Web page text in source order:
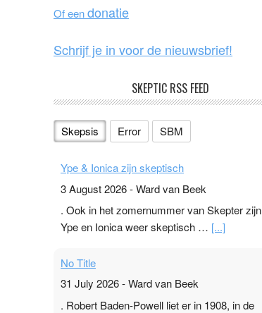
k
Of eendonatie
Schrijf je in voor de nieuwsbrief!
SKEPTIC RSS FEED
Skepsis Error SBM
Ype & Ionica zijn skeptisch
3 August 2026-Ward van Beek
. Ook in het zomernummer van Skepter zijn
Ype en Ionica weer skeptisch … [...]
No Title
31 July 2026-Ward van Beek
. Robert Baden-Powell liet er in 1908, in de